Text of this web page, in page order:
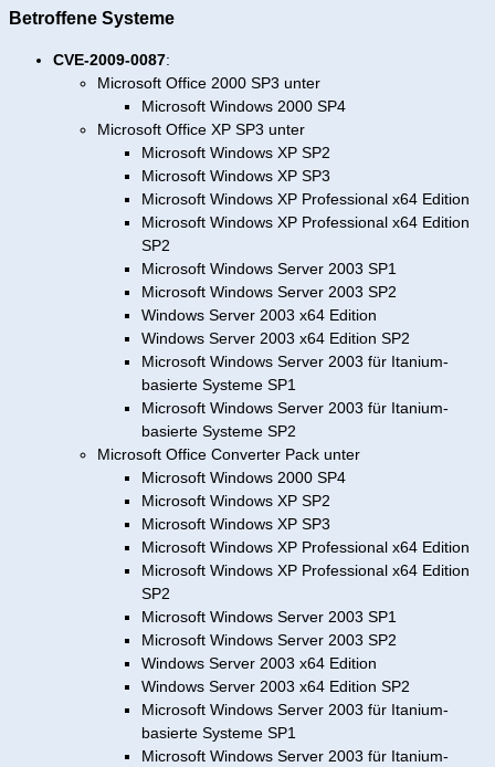
Betroffene Systeme
CVE-2009-0087:
Microsoft Office 2000 SP3 unter
Microsoft Windows 2000 SP4
Microsoft Office XP SP3 unter
Microsoft Windows XP SP2
Microsoft Windows XP SP3
Microsoft Windows XP Professional x64 Edition
Microsoft Windows XP Professional x64 Edition
SP2
Microsoft Windows Server 2003 SP1
Microsoft Windows Server 2003 SP2
Windows Server 2003 x64 Edition
Windows Server 2003 x64 Edition SP2
Microsoft Windows Server 2003 für Itanium-
basierte Systeme SP1
Microsoft Windows Server 2003 für Itanium-
basierte Systeme SP2
Microsoft Office Converter Pack unter
Microsoft Windows 2000 SP4
Microsoft Windows XP SP2
Microsoft Windows XP SP3
Microsoft Windows XP Professional x64 Edition
Microsoft Windows XP Professional x64 Edition
SP2
Microsoft Windows Server 2003 SP1
Microsoft Windows Server 2003 SP2
Windows Server 2003 x64 Edition
Windows Server 2003 x64 Edition SP2
Microsoft Windows Server 2003 für Itanium-
basierte Systeme SP1
Microsoft Windows Server 2003 für Itanium-